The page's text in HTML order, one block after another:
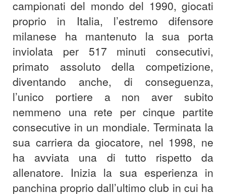
campionati del mondo del 1990, giocati
proprio in Italia, l’estremo difensore
milanese ha mantenuto la sua porta
inviolata per 517 minuti consecutivi,
primato assoluto della competizione,
diventando anche, di conseguenza,
l’unico portiere a non aver subito
nemmeno una rete per cinque partite
consecutive in un mondiale. Terminata la
sua carriera da giocatore, nel 1998, ne
ha avviata una di tutto rispetto da
allenatore. Inizia la sua esperienza in
panchina proprio dall’ultimo club in cui ha